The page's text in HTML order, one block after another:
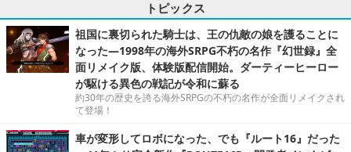
トピックス
祖国に裏切られた騎士は、王の仇敵の娘を護ることに
なった―1998年の海外SRPG不朽の名作『幻世録』全
面リメイク版、体験版配信開始。ダーティーヒーロー
が駆ける異色の戦記が令和に蘇る
約30年の歴史を誇る海外SRPGの不朽の名作が全面リメイクされ
て登場！
車が変形してロボになった、でも『ルート16』だった